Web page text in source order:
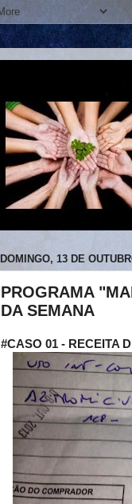
DOMINGO, 13 DE
PROGRAMA
DA SEMANA
#CASO 01 - RECEITA